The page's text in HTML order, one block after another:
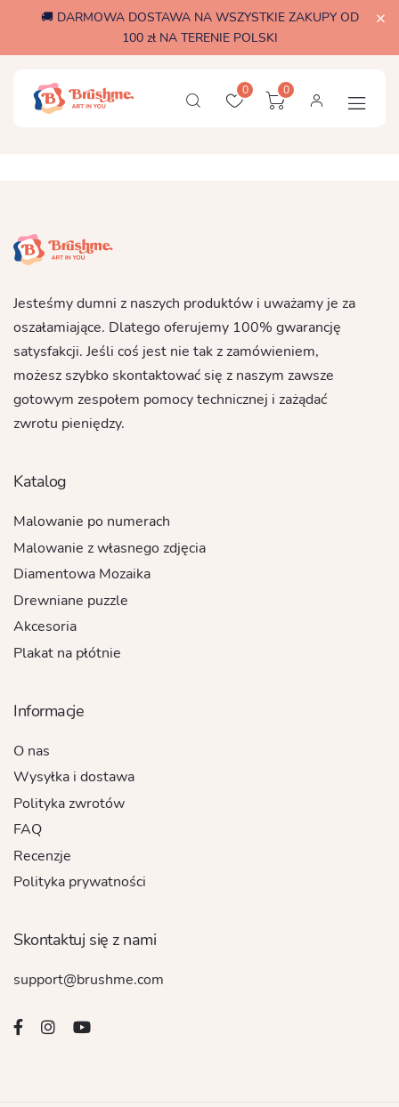
🚚 DARMOWA DOSTAWA NA WSZYSTKIE ZAKUPY OD
100 zł NA TERENIE POLSKI
0 0
Jesteśmy dumni z naszych produktów i uważamy je za
oszałamiające. Dlatego oferujemy 100% gwarancję
satysfakcji. Jeśli coś jest nie tak z zamówieniem,
możesz szybko skontaktować się z naszym zawsze
gotowym zespołem pomocy technicznej i zażądać
zwrotu pieniędzy.
Katalog
Malowanie po numerach
Malowanie z własnego zdjęcia
Diamentowa Mozaika
Drewniane puzzle
Akcesoria
Plakat na płótnie
Informacje
O nas
Wysyłka i dostawa
Polityka zwrotów
FAQ
Recenzje
Polityka prywatności
Skontaktuj się z nami
support@brushme.com